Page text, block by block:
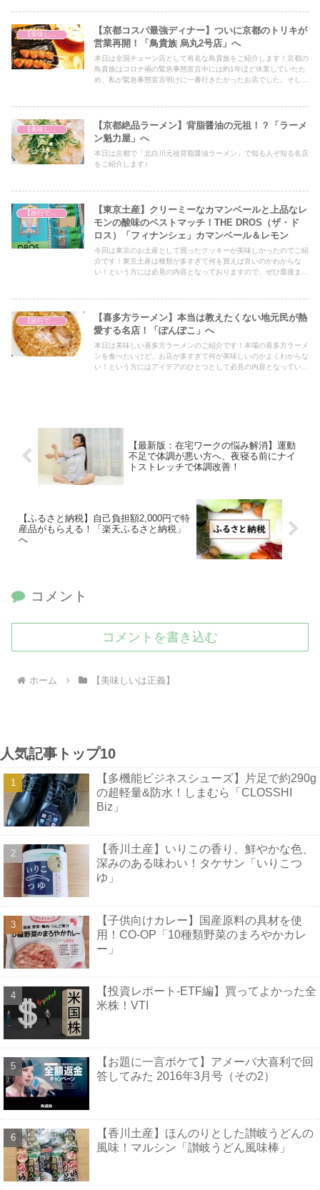
【京都コスパ最強ディナー】ついに京都のトリキが
営業再開！「鳥貴族 烏丸2号店」へ
本日は全国チェーン店として有名な鳥貴族をご紹介します！京都の
鳥貴族はコロナ禍の緊急事態宣言中には約1年ほど休業していたた
め、私が緊急事態宣言明けに一番行きたかったお店でした。そして
【京都絶品ラーメン】背脂醤油の元祖！？「ラーメ
ン魁力屋」へ
本日は京都で「北白川元祖背脂醤油ラーメン」で知る人ぞ知る名店
をご紹介します♪
【旅行で心を癒そう】
【東京土産】クリーミーなカマンベールと上品なレ
モンの酸味のベストマッチ！THE DROS（ザ・ド
ロス）「フィナンシェ」カマンベール＆レモン
今回は東京のお土産として買ったクッキーが美味しかったのでご紹
介です！東京土産は種類が多すぎて何を買えば良いのかわからな
い！という方には必見の内容となっておりますので、ぜひ最後まで
【旅行で心を癒そう】
【喜多方ラーメン】本当は教えたくない地元民が熱
愛する名店！「ぽんぽこ」へ
本日は美味しい喜多方ラーメンのご紹介です！本場の喜多方ラーメ
ンを食べたいけど、お店が多すぎて何が美味しいのかよくわからな
い！という方にはアイデアのひとつとして必見の内容となっていま
【最新版：在宅ワークの悩み解消】運動
不足で体調が悪い方へ、夜寝る前にナイ
トストレッチで体調改善！
【ふるさと納税】自己負担額2,000円で特
産品がもらえる！「楽天ふるさと納税」
へ
コメント
コメントを書き込む
ホーム 【美味しいは正義】
人気記事トップ10
【多機能ビジネスシューズ】片足で約290g
の超軽量&防水！しまむら「CLOSSHI
Biz」
【香川土産】いりこの香り、鮮やかな色、
深みのある味わい！タケサン「いりこつ
ゆ」
【子供向けカレー】国産原料の具材を使
用！CO-OP「10種類野菜のまろやかカレ
ー」
【投資レポート-ETF編】買ってよかった全
米株！VTI
【お題に一言ボケて】アメーバ大喜利で回
答してみた 2016年3月号（その2）
【香川土産】ほんのりとした讃岐うどんの
風味！マルシン「讃岐うどん風味棒」